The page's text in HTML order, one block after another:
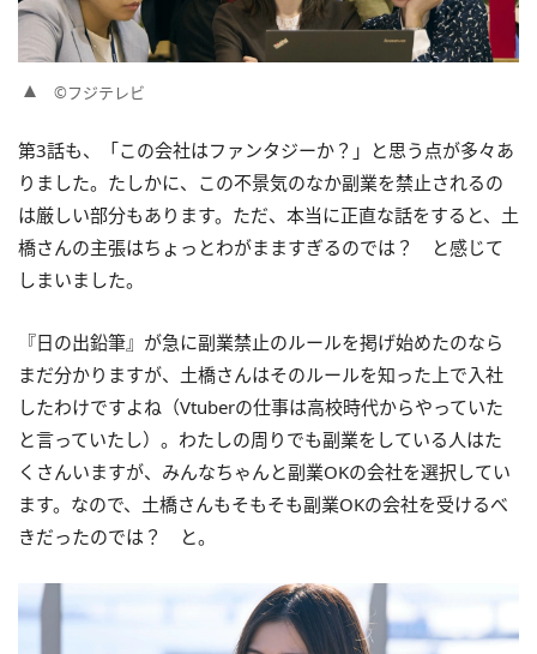
©フジテレビ
第3話も、「この会社はファンタジーか？」と思う点が多々あ
りました。たしかに、この不景気のなか副業を禁止されるの
は厳しい部分もあります。ただ、本当に正直な話をすると、土
橋さんの主張はちょっとわがまますぎるのでは？ と感じて
しまいました。
『日の出鉛筆』が急に副業禁止のルールを掲げ始めたのなら
まだ分かりますが、土橋さんはそのルールを知った上で入社
したわけですよね（Vtuberの仕事は高校時代からやっていた
と言っていたし）。わたしの周りでも副業をしている人はた
くさんいますが、みんなちゃんと副業OKの会社を選択してい
ます。なので、土橋さんもそもそも副業OKの会社を受けるべ
きだったのでは？ と。